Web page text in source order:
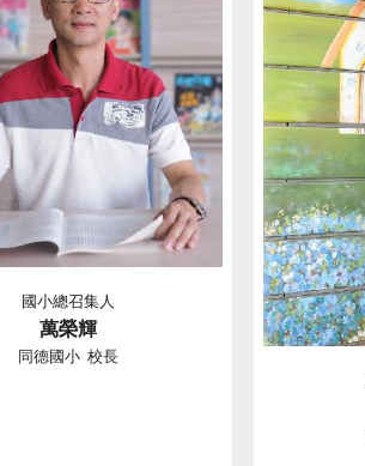
國小總召集人
萬榮輝
同德國小 校長